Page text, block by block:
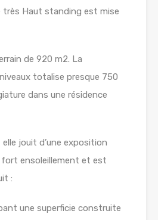
très Haut standing est mise
de 920 m2. La
totalise presque 750
dans une résidence
jouit d’une exposition
ensoleillement et est
:
une superficie construite